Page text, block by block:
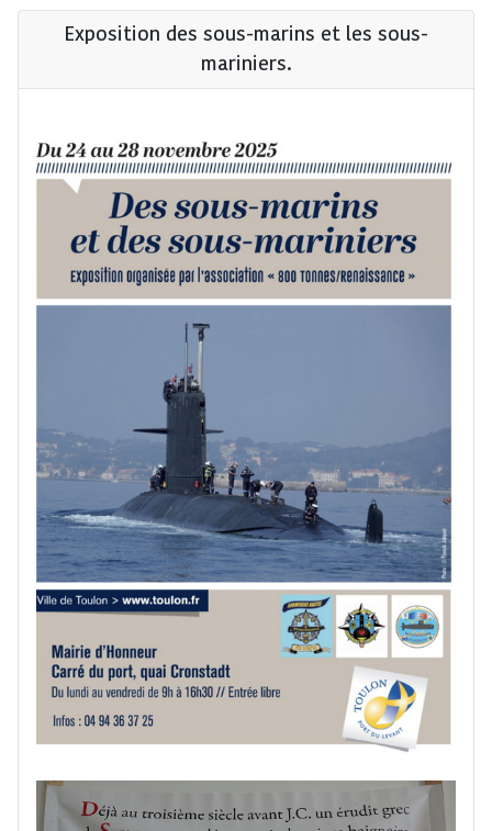
Exposition des sous-marins et les sous-
mariniers.